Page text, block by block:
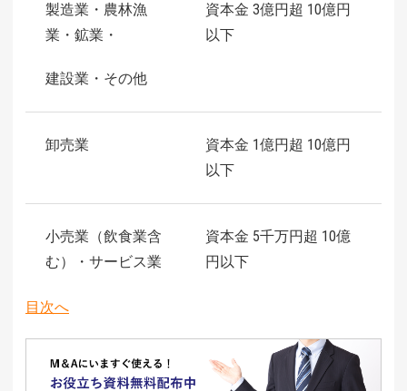
製造業・農林漁
業・鉱業・
建設業・その他
資本金 3億円超 10億円
以下
卸売業
資本金 1億円超 10億円
以下
小売業（飲食業含
む）・サービス業
資本金 5千万円超 10億
円以下
目次へ